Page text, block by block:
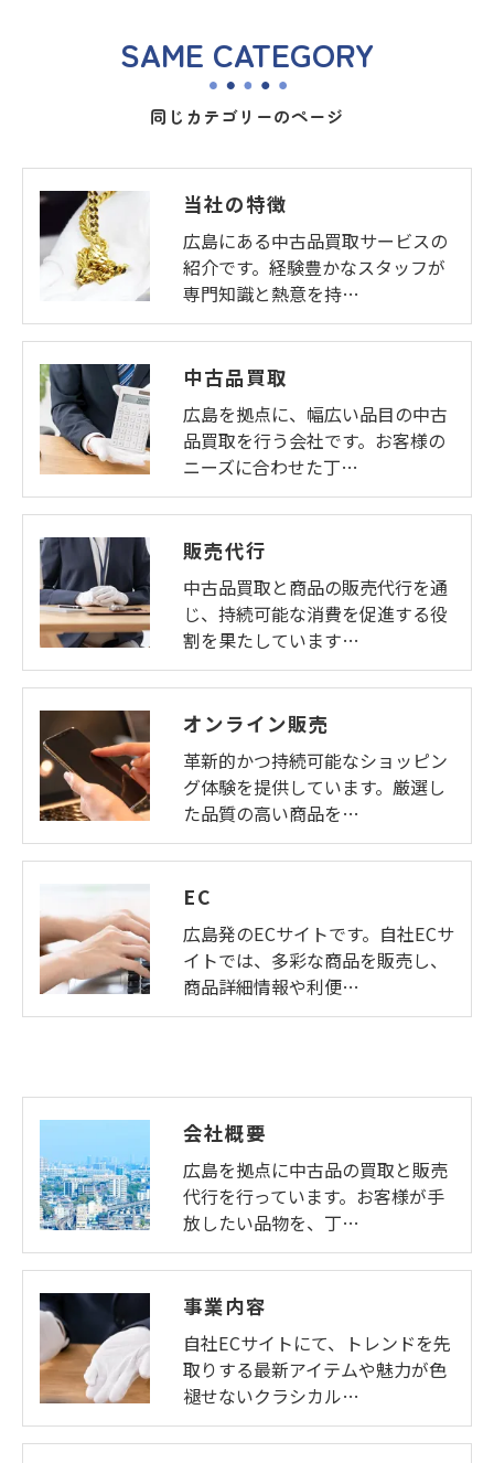
同じカテゴリーのページ
SAME CATEGORY
当社の特徴
広島にある中古品買取サービスの
紹介です。経験豊かなスタッフが
専門知識と熱意を持…
中古品買取
広島を拠点に、幅広い品目の中古
品買取を行う会社です。お客様の
ニーズに合わせた丁…
販売代行
中古品買取と商品の販売代行を通
じ、持続可能な消費を促進する役
割を果たしています…
オンライン販売
革新的かつ持続可能なショッピン
グ体験を提供しています。厳選し
た品質の高い商品を…
EC
広島発のECサイトです。自社ECサ
イトでは、多彩な商品を販売し、
商品詳細情報や利便…
会社概要
広島を拠点に中古品の買取と販売
代行を行っています。お客様が手
放したい品物を、丁…
事業内容
自社ECサイトにて、トレンドを先
取りする最新アイテムや魅力が色
褪せないクラシカル…